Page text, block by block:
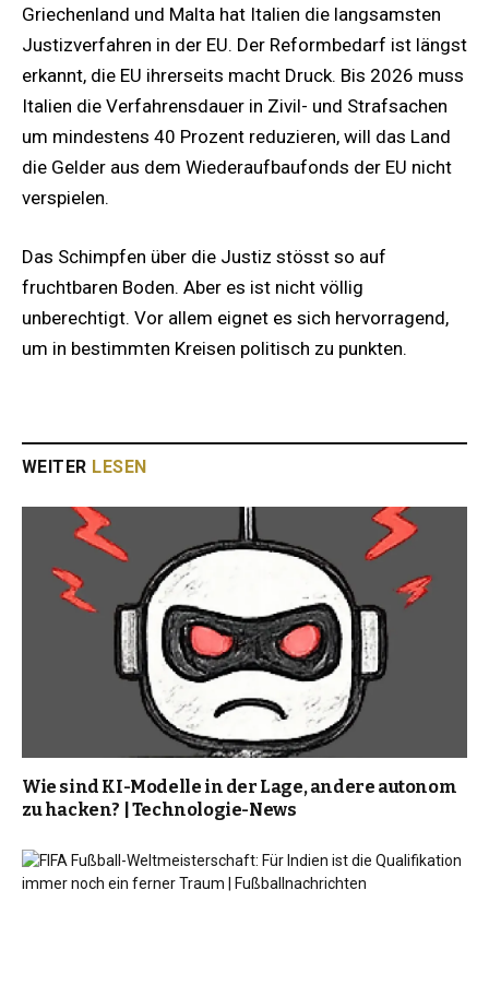
Griechenland und Malta hat Italien die langsamsten
Justizverfahren in der EU. Der Reformbedarf ist längst
erkannt, die EU ihrerseits macht Druck. Bis 2026 muss
Italien die Verfahrensdauer in Zivil- und Strafsachen
um mindestens 40 Prozent reduzieren, will das Land
die Gelder aus dem Wiederaufbaufonds der EU nicht
verspielen.
Das Schimpfen über die Justiz stösst so auf
fruchtbaren Boden. Aber es ist nicht völlig
unberechtigt. Vor allem eignet es sich hervorragend,
um in bestimmten Kreisen politisch zu punkten.
WEITER LESEN
Wie sind KI-Modelle in der Lage, andere autonom
zu hacken? | Technologie-News